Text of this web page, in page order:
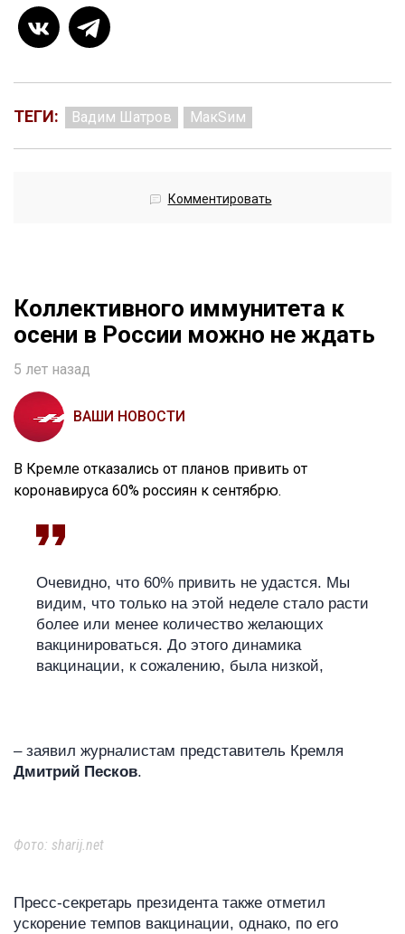
ТЕГИ: Вадим Шатров МакSим
Комментировать
Коллективного иммунитета к
осени в России можно не ждать
5 лет назад
ВАШИ НОВОСТИ
В Кремле отказались от планов привить от
коронавируса 60% россиян к сентябрю.
Очевидно, что 60% привить не удастся. Мы
видим, что только на этой неделе стало расти
более или менее количество желающих
вакцинироваться. До этого динамика
вакцинации, к сожалению, была низкой,
– заявил журналистам представитель Кремля
Дмитрий Песков.
Фото: sharij.net
Пресс-секретарь президента также отметил
ускорение темпов вакцинации, однако, по его